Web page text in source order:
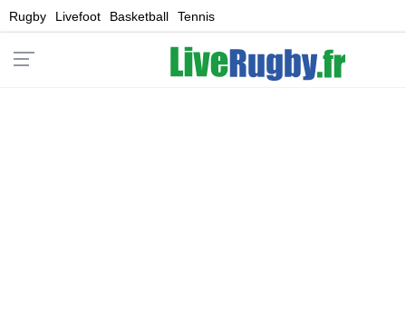
Rugby Livefoot Basketball Tennis